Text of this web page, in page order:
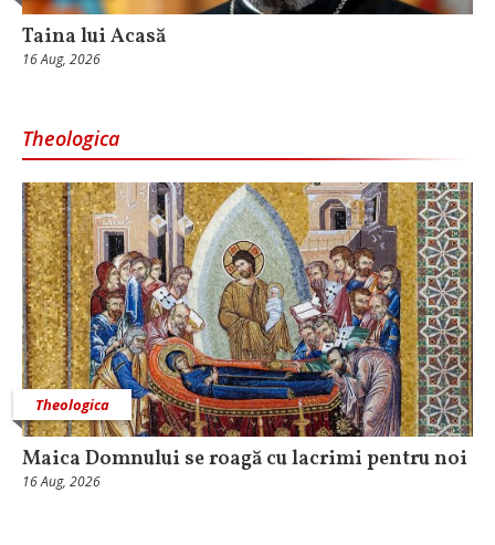
Taina lui Acasă
16 Aug, 2026
Theologica
Theologica
Maica Domnului se roagă cu lacrimi pentru noi
16 Aug, 2026